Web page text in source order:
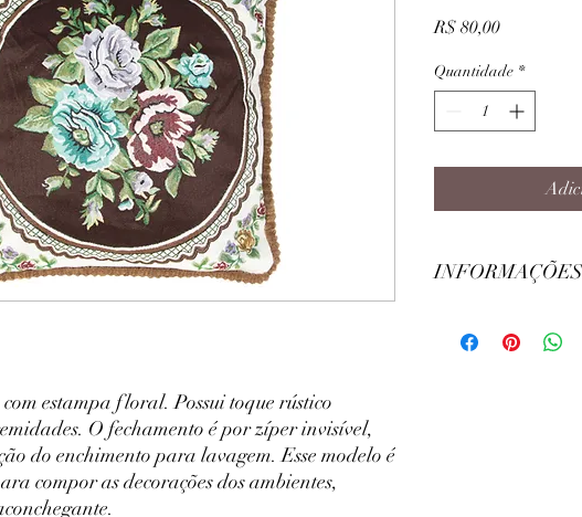
estampa floral. Possui toque rústico
O fechamento é por zíper invisível,
do enchimento para lavagem. Esse modelo é
compor as decorações dos ambientes,
R$ 80,00Preço
Quantidade *
Comprimento: 45cm